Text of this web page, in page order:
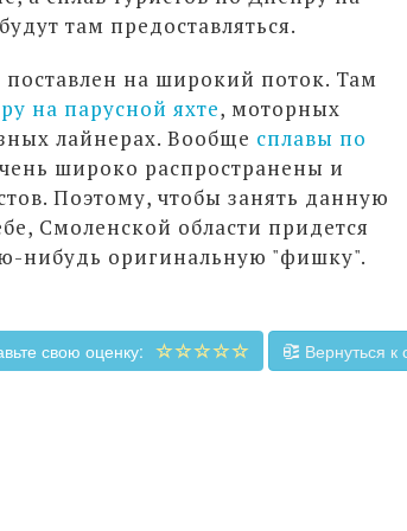
там предоставляться.
на широкий поток. Там
на парусной яхте, моторных
лайнерах. Вообще сплавы по
широко распространены и
Поэтому, чтобы занять данную
Смоленской области придется
нибудь оригинальную "фишку".
свою оценку: Вернуться к